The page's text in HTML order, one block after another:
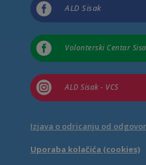
 ALD Sisak
 Volonterski Centar
 ALD Sisak - VCS
Izjava o odricanju od
Uporaba kolačića (cookies)